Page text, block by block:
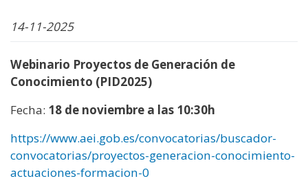
14-11-2025
Webinario Proyectos de Generación de
Conocimiento (PID2025)
Fecha: 18 de noviembre a las 10:30h
https://www.aei.gob.es/convocatorias/buscador-
convocatorias/proyectos-generacion-conocimiento-
actuaciones-formacion-0